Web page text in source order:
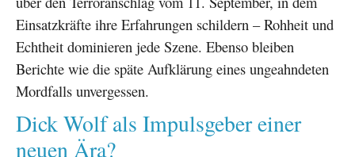
Einsatzkräfte ihre Erfahrungen schildern – Rohheit und
Echtheit dominieren jede Szene. Ebenso bleiben
Berichte wie die späte Aufklärung eines ungeahndeten
Mordfalls unvergessen.
Dick Wolf als Impulsgeber einer
neuen Ära?